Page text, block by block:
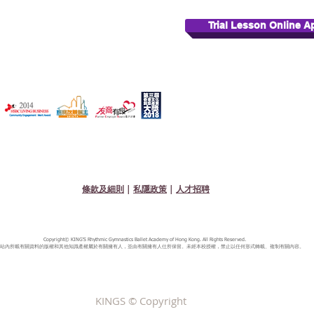
Trial Lesson Online
條款及細則 | 私隱政策 | 人才招聘
Copyright© KING'S Rhythmic Gymnastics Ballet Academy of Hong Kong. All Rights Reserved.
內所載有關資料的版權和其他知識產權屬於有關擁有人，並由有關擁有人仕所保留。未經本校授權，禁止以任何形式轉載、複制有關內容。
KINGS © Copyright